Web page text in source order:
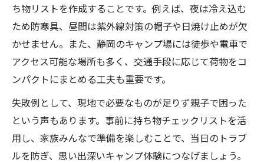
富士山と遊ぶ静岡キャンプの自然体験術
静岡キャンプで富士山絶景を満喫する方法
親子向け静岡キャンプの自然体験アイデア
静岡キャンプで学ぶ自然とのふれあい術
静岡キャンプでできる野外アクティビティ
車なしでも楽しめる静岡親子キャンプ
電車で行ける静岡キャンプの便利ポイント
ち物リストを作成することです。例えば、夜は冷え込む
ため防寒具、昼間は紫外線対策の帽子や日焼け止めが欠
かせません。また、静岡のキャンプ場には徒歩や電車で
アクセス可能な場所も多く、交通手段に応じて荷物をコ
ンパクトにまとめる工夫も重要です。
失敗例として、現地で必要なものが足りず親子で困った
という声もあります。事前に持ち物チェックリストを活
用し、家族みんなで準備を楽しむことで、当日のトラブ
ルを防ぎ、思い出深いキャンプ体験につなげましょう。